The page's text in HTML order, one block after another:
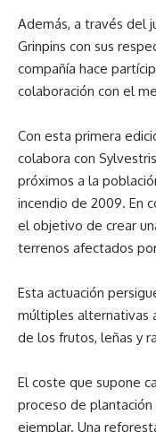
Además, a través del
Grinpins con sus
compañía hace
colaboración con el
Con esta primera
colabora con
próximos a la
incendio de 2009. En
el objetivo de crear
terrenos afectados
Esta actuación
múltiples alternativas
de los frutos, leñas y
El coste que supone
proceso de
ejemplar. Una